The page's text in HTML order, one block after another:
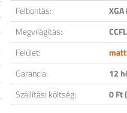
Felbontás:
Megvilágítás:
CCFL
Felület:
matt
Garancia:
12
Szállítási költség:
0 Ft